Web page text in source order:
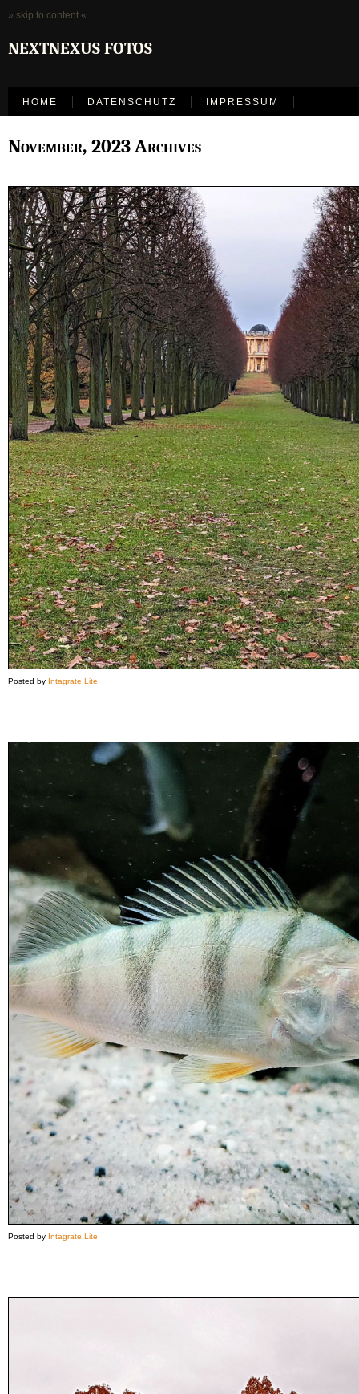
» skip to content «
NEXTNEXUS FOTOS
HOME DATENSCHUTZ IMPRESSUM
November, 2023 Archives
Posted by Intagrate Lite
Posted by Intagrate Lite